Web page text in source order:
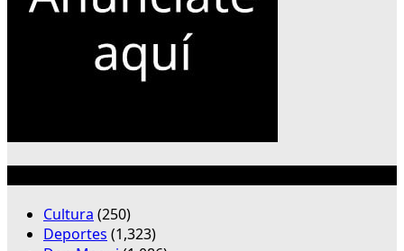
Cultura (250)
Deportes (1,323)